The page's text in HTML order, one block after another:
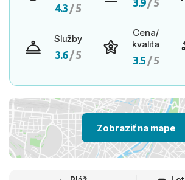
4.3 / 5
Služby
3.6/ 5
Cena/
kvalita
3.5 / 5
Zobraziť na mape